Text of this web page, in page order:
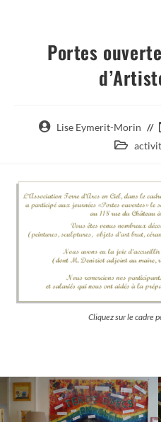
Portes
Auteur/autrice
Lise Eymerit-Morin
Post
Cliquez sur le cadre